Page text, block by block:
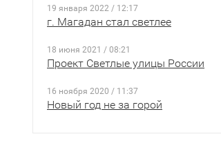
19 января 2022 / 12:17
г. Магадан стал светлее
18 июня 2021 / 08:21
Проект Светлые улицы России
16 ноября 2020 / 11:37
Новый год не за горой